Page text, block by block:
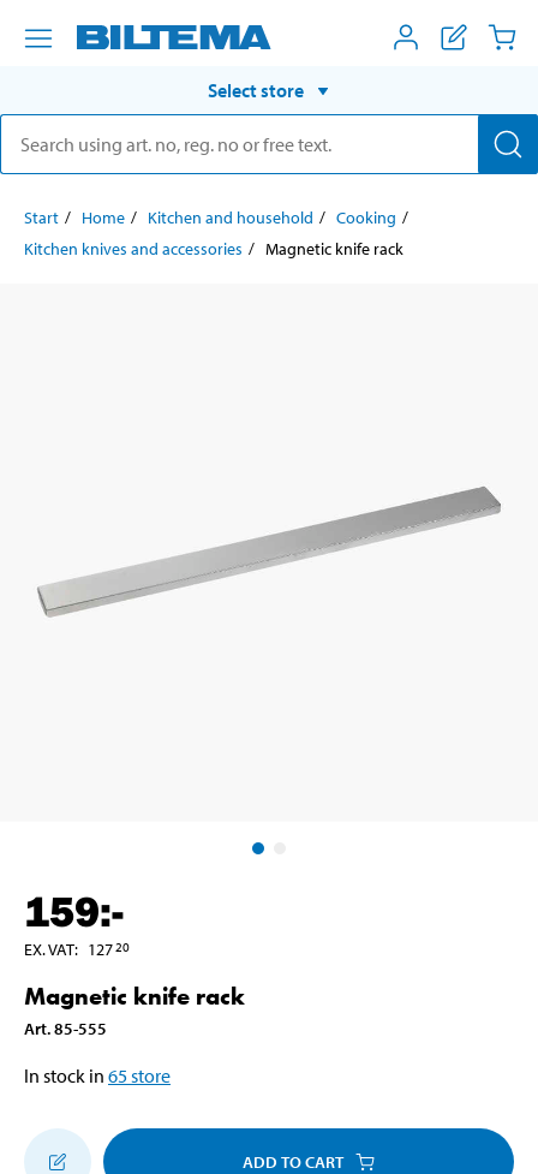
Select store
Start Home Kitchen and household
Cooking
Kitchen knives and accessories
Magnetic knife rack
159:-
EX. VAT: 12720
Magnetic knife rack
Art.85-555
In stock in 65store
ADD TO CART